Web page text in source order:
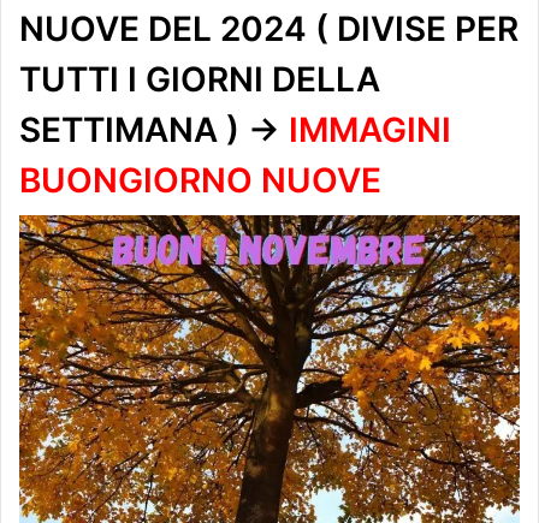
NUOVE DEL 2024 ( DIVISE PER
TUTTI I GIORNI DELLA
SETTIMANA ) -> IMMAGINI
BUONGIORNO NUOVE